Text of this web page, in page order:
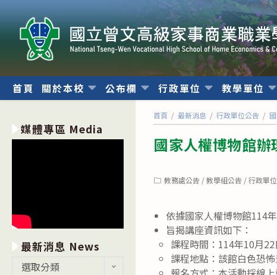
轉
內
首頁 關於本校 公布欄 行政單位 教學單位
首頁 / 最新消息 / 行政單位公告 /
國家人權博物館
Post教務處公告 / 教學組公告 / 行政單
依據國家人權博物館114
旨揭講座資訊如下：
課程時間：114年10月
課程地點：該館白色恐
媒體專區 Media
最新消息 News
選取分類